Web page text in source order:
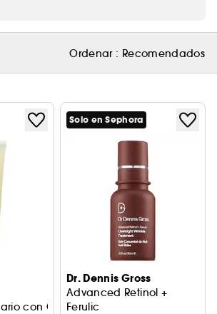
Ordenar : Recomendados
con Complejo AHA/BHA
Solo en Sephora
Dr. Dennis Gross
Advanced Retinol +
Ferulic